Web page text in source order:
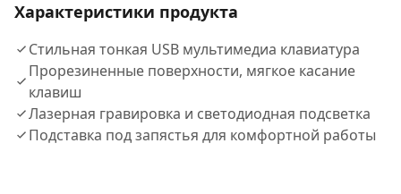
Характеристики продукта
Стильная тонкая USB мультимедиа клавиатура
Прорезиненные поверхности, мягкое касание
клавиш
Лазерная гравировка и светодиодная подсветка
Подставка под запястья для комфортной работы